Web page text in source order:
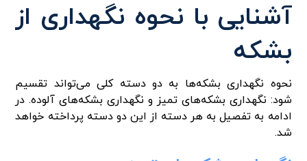
آشنایی با نحوه نگهداری از
بشکه
نحوه نگهداری بشکه‌ها به دو دسته کلی می‌تواند تقسیم
شود: نگهداری بشکه‌های تمیز و نگهداری بشکه‌های آلوده. در
ادامه به تفصیل به هر دسته از این دو دسته پرداخته خواهد
شد.